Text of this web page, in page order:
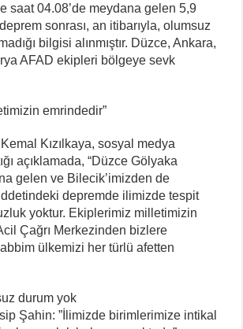
saat 04.08’de meydana gelen 5,9
sonrası, an itibarıyla, olumsuz
bilgisi alınmıştır. Düzce, Ankara,
AFAD ekipleri bölgeye sevk
emrindedir”
Kızılkaya, sosyal medya
açıklamada, “Düzce Gölyaka
gelen ve Bilecik’imizden de
depremde ilimizde tespit
yoktur. Ekiplerimiz milletimizin
Çağrı Merkezinden bizlere
ülkemizi her türlü afetten
durum yok
Şahin: ”İlimizde birimlerimize intikal